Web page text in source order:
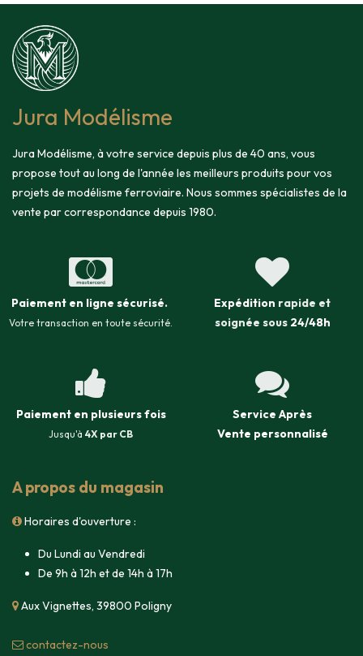
Jura Modélisme
Jura Modélisme, à votre service depuis plus de 40 ans, vous
propose tout au long de l'année les meilleurs produits pour vos
projets de modélisme ferroviaire. Nous sommes spécialistes de la
vente par correspondance depuis 1980.
Paiement en ligne sécurisé.
Votre transaction en toute sécurité.
Expédition rapide et
soignée sous 24/48h
Paiement en plusieurs fois
Jusqu'à 4X par CB
Service Après
Vente personnalisé
A propos du magasin
Horaires d'ouverture :
Du Lundi au Vendredi
De 9h à 12h et de 14h à 17h
Aux Vignettes, 39800 Poligny
contacte​z-nous